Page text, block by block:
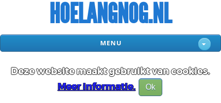
HOELANGNOG.NL
MENU
Deze website maakt gebruikt van cookies.
Meer informatie.
Ok